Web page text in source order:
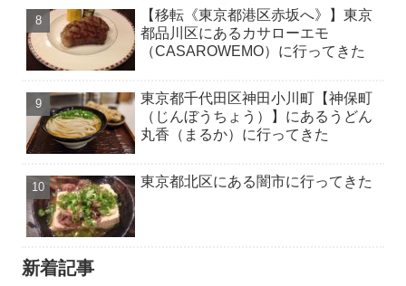
【移転《東京都港区赤坂へ》】東京
都品川区にあるカサローエモ
（CASAROWEMO）に行ってきた
東京都千代田区神田小川町【神保町
（じんぼうちょう）】にあるうどん
丸香（まるか）に行ってきた
東京都北区にある闇市に行ってきた
新着記事